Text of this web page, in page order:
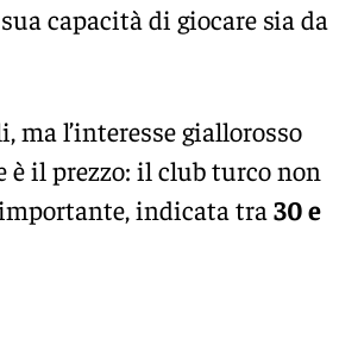
capacità di giocare sia da
l’interesse giallorosso
il prezzo: il club turco non
indicata tra 30 e